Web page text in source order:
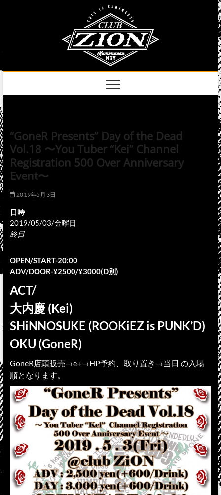
“GoneR Presents” Day of the Dead
Vol.18 〜You Tuber “Kei” Channel
Registration 500 Over Anniversary
Event〜
2019年5月3日
日時
2019/05/03/金曜日
終日
OPEN/START-20:00
ADV/DOOR-¥2500/¥3000(D別)
ACT/
大内慶 (Kei)
SHiNNOSUKE (ROOKiEZ is PUNK’D)
OKU (GoneR)
GoneR店頭販売→e+→HP予約、取り置き→当日 の入場
順となります。